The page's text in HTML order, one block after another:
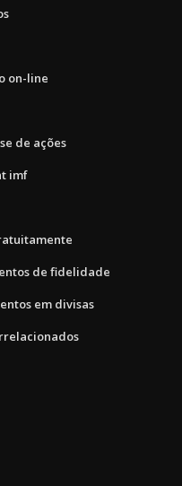
on-line
de ações
imf
de fidelidade
em divisas